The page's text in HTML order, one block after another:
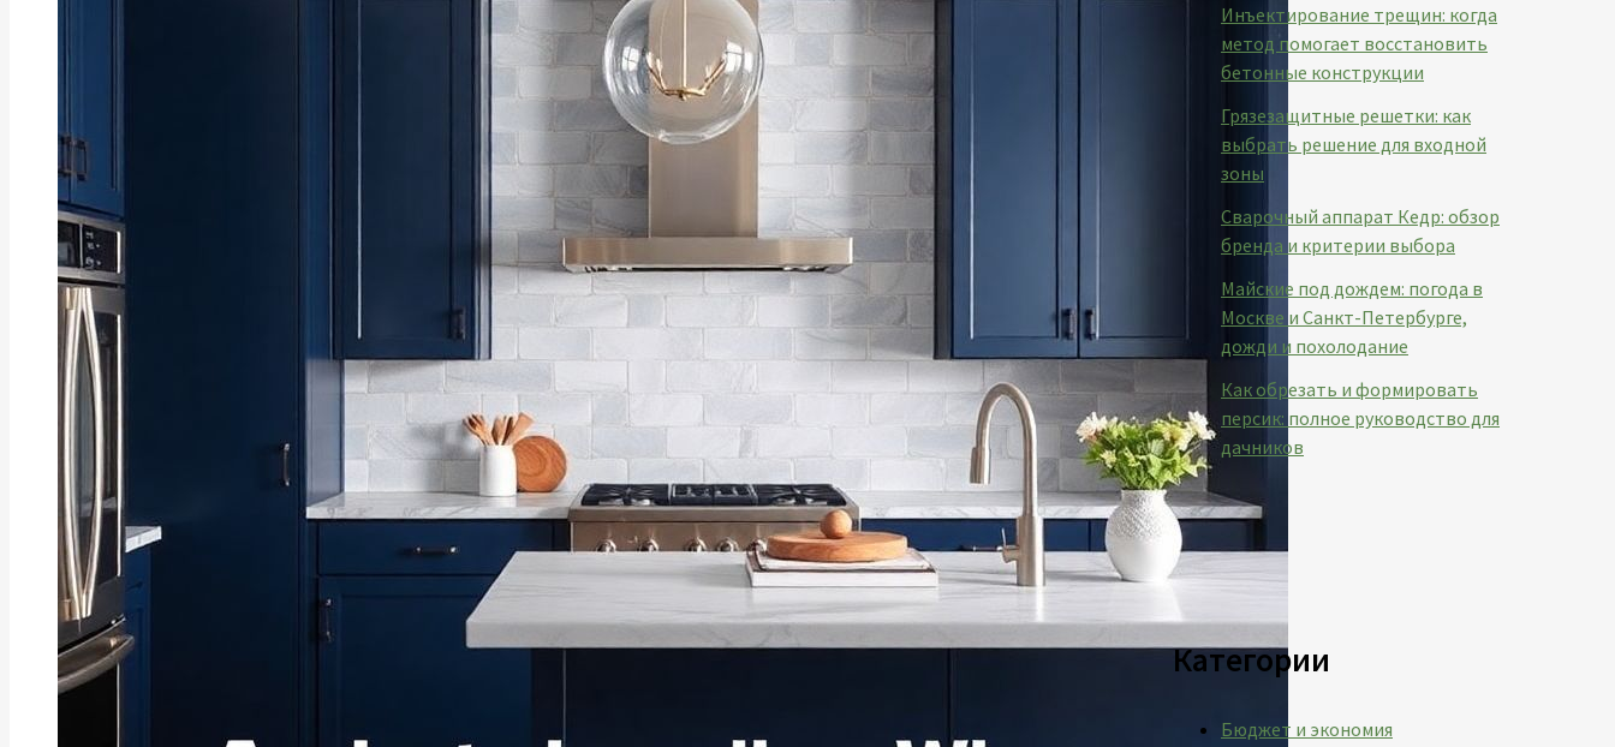
Инъектирование трещин: когда
метод помогает восстановить
бетонные конструкции
Грязезащитные решетки: как
выбрать решение для входной
зоны
Сварочный аппарат Кедр: обзор
бренда и критерии выбора
Майские под дождем: погода в
Москве и Санкт-Петербурге,
дожди и похолодание
Как обрезать и формировать
персик: полное руководство для
дачников
Категории
Бюджет и экономия